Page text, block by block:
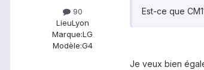
90
LieuLyon
Marque:LG
Modèle:G4
Est-ce que
Je veux bien